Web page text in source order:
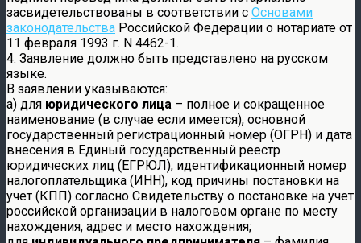
засвидетельствованы в соответствии с Основами
законодательства Российской Федерации о нотариате от
11 февраля 1993 г. N 4462-1.
4. Заявление должно быть представлено на русском
языке.
В заявлении указываются:
а) для юридического лица – полное и сокращенное
наименование (в случае если имеется), основной
государственный регистрационный номер (ОГРН) и дата
внесения в Единый государственный реестр
юридических лиц (ЕГРЮЛ), идентификационный номер
налогоплательщика (ИНН), код причины постановки на
учет (КПП) согласно Свидетельству о постановке на учет
российской организации в налоговом органе по месту
нахождения, адрес и место нахождения;